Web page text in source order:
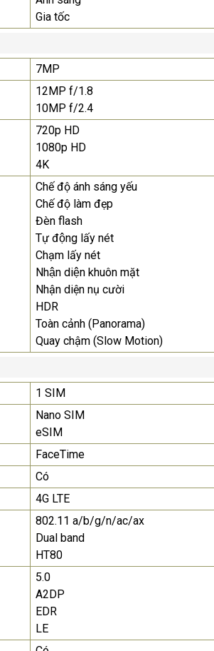
Gia tốc
7MP
12MP f/1.8
10MP f/2.4
720p HD
1080p HD
4K
Chế độ ánh sáng yếu
Chế độ làm đẹp
Đèn flash
Tự động lấy nét
Chạm lấy nét
Nhận diện khuôn mặt
Nhận diện nụ cười
HDR
Toàn cảnh (Panorama)
Quay chậm (Slow Motion)
1 SIM
Nano SIM
eSIM
FaceTime
Có
4G LTE
802.11 a/b/g/n/ac/ax
Dual band
HT80
5.0
A2DP
EDR
LE